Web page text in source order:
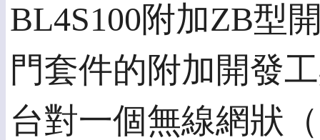
BL4S100附加ZB型
門套件的附加開發
台對一個無線網狀